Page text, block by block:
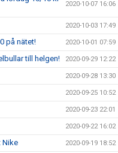
2020-10-07 16:06
2020-10-03 17:49
på nätet! 2020-10-01 07:59
till helgen! 2020-09-29 12:22
2020-09-28 13:30
2020-09-25 10:52
2020-09-23 22:01
2020-09-22 16:02
Nike 2020-09-19 18:52